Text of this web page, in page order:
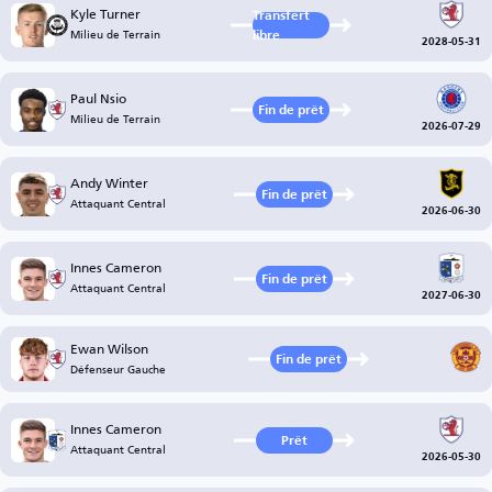
Kyle Turner
Milieu de Terrain
Transfert
libre
2028-05-31
Paul Nsio
Milieu de Terrain Fin de prêt
2026-07-29
Andy Winter
Attaquant Central Fin de prêt
2026-06-30
Innes Cameron
Attaquant Central Fin de prêt
2027-06-30
Ewan Wilson
Défenseur Gauche Fin de prêt
Innes Cameron
Attaquant Central Prêt
2026-05-30